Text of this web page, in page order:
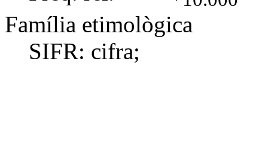
Família etimològica
SIFR: cifra;